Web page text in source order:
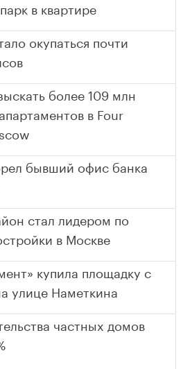
в квартире
окупаться почти
более 109 млн
в Four
бывший офис банка
стал лидером по
в Москве
купила площадку с
улице Наметкина
частных домов